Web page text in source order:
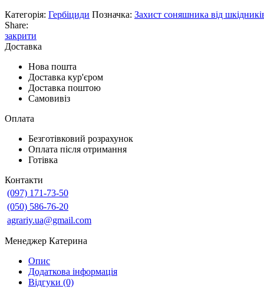
Категорія: Гербіциди Позначка: Захист соняшника від
Share:
закрити
Доставка
Нова пошта
Доставка кур'єром
Доставка поштою
Самовивіз
Оплата
Безготівковий розрахунок
Оплата після отримання
Готівка
Контакти
(097) 171-73-50
(050) 586-76-20
agrariy.ua@gmail.com
Менеджер Катерина
Опис
Додаткова інформація
Відгуки (0)